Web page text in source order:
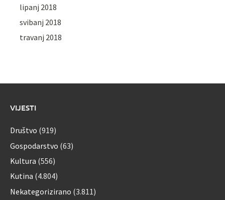
lipanj 2018
svibanj 2018
travanj 2018
VIJESTI
Društvo (919)
Gospodarstvo (63)
Kultura (556)
Kutina (4.804)
Nekategorizirano (3.811)